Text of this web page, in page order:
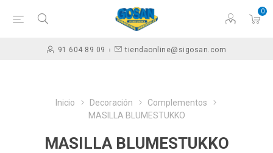
0
91 604 89 09 tiendaonline@sigosan.com
Inicio Decoración
Complementos
MASILLA BLUMESTUKKO
MASILLA BLUMESTUKKO